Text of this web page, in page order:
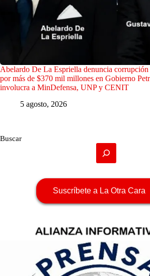
Abelardo De La Espriella denuncia corrupción
por más de $370 mil millones en Gobierno
involucra a MinDefensa, UNP y CENIT
5 agosto, 2026
Buscar
Suscríbete a La Otra Cara